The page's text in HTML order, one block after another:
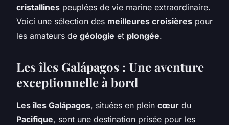
cristallines peuplées de vie marine extraordinaire.
Voici une sélection des meilleures croisières pour
les amateurs de géologie et plongée.
Les îles Galápagos : Une aventure
exceptionnelle à bord
Les îles Galápagos, situées en plein cœur du
Pacifique, sont une destination prisée pour les